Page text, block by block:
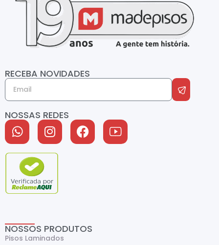
RECEBA NOVIDADES
NOSSAS REDES
NOSSOS PRODUTOS
Pisos Laminados